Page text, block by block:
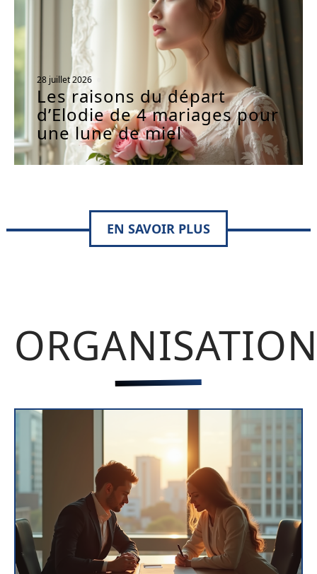
28 juillet 2026
Les raisons du départ
d’Elodie de 4 mariages pour
une lune de miel
EN SAVOIR PLUS